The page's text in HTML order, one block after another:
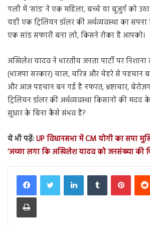
गली में ‘सांड’ ने एक महिला, बच्चे या बुजुर्ग को
यही एक ट्रिलियन डॉलर की अर्थव्यवस्था का
एक सांड सफारी बना लो, किसने रोका है आपको।
अखिलेश यादव ने भारतीय जनता पार्टी पर
(भाजपा सरकार) चाल, चरित्र और चेहरे से पहचान
और आज पहचान बन गई है नफरत, भ्रष्टाचार,
ट्रिलियन डॉलर की अर्थव्यवस्था किसानों की मदद
सुधार के बिना कैसे संभव है?
ये भी पढ़ें:UP विधानसभा में CM योगी का सपा
‘अच्छा लगा कि अखिलेश यादव को जनसंख्या की
LinkedInTumblr
Print